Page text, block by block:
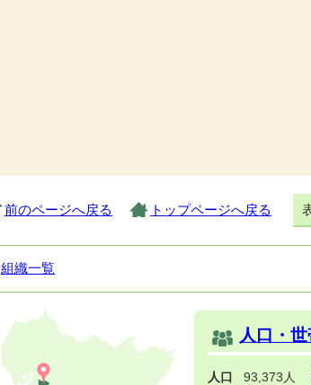
前のページへ戻る トップページへ戻る
組織一覧
人口・
人口
93,373人